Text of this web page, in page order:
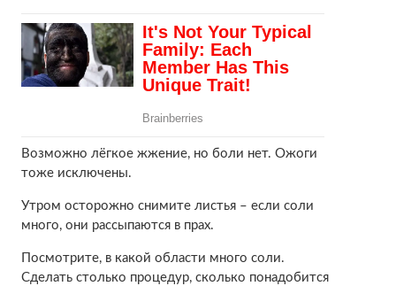
Возможно лёгкое жжение, но боли нет. Ожоги
тоже исключены.
Утром осторожно снимите листья – если соли
много, они рассыпаются в прах.
Посмотрите, в какой области много соли.
Сделать столько процедур, сколько понадобится